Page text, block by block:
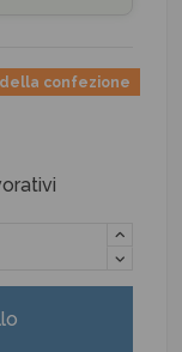
confezione